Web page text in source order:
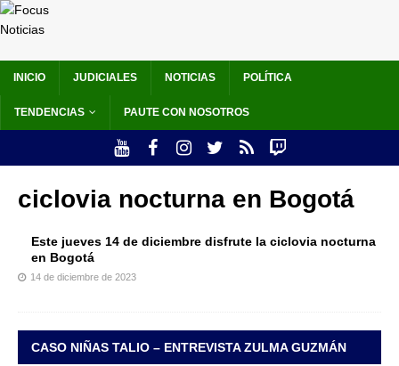
INICIO JUDICIALES NOTICIAS POLÍTICA
TENDENCIAS PAUTE CON NOSOTROS
ciclovia nocturna en Bogotá
Este jueves 14 de diciembre disfrute la ciclovia nocturna
en Bogotá
14 de diciembre de 2023
CASO NIÑAS TALIO – ENTREVISTA ZULMA GUZMÁN